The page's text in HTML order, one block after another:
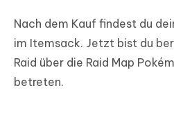
Nach dem Kauf findest du
im Itemsack. Jetzt bist du
Raid über die Raid Map
betreten.